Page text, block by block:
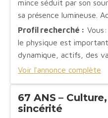
mince séduit par son
sa présence lumineuse.
Profil recherché :
le physique est
dynamique, actifs, des
Voir l'annonce complète
67 ANS –
sincérité